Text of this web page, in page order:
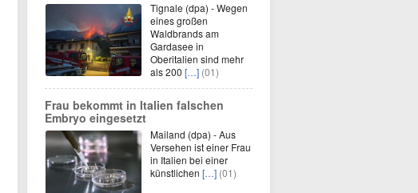
Tignale (dpa) - Wegen
eines großen
Waldbrands am
Gardasee in
Oberitalien sind mehr
als 200 […] (01)
Frau bekommt in Italien falschen
Embryo eingesetzt
Mailand (dpa) - Aus
Versehen ist einer Frau
in Italien bei einer
künstlichen […] (01)